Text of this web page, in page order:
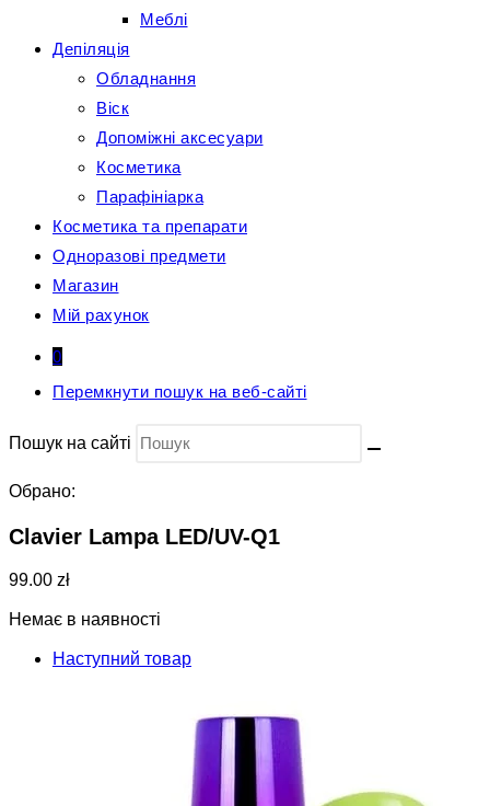
Меблі
Депіляція
Обладнання
Віск
Допоміжні аксесуари
Косметика
Парафініарка
Косметика та препарати
Одноразові предмети
Магазин
Мій рахунок
0
Перемкнути пошук на веб-сайті
Пошук на сайті
Обрано:
Clavier Lampa LED/UV-Q1
99.00 zł
Немає в наявності
Наступний товар